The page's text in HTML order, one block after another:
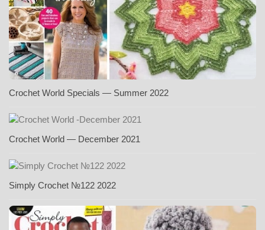
Crochet World Specials — Summer 2022
Crochet World — December 2021
Simply Crochet №122 2022